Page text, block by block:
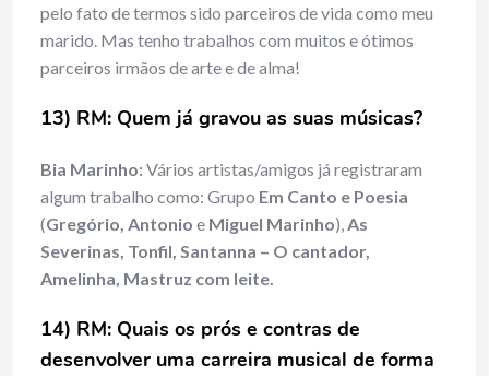
pelo fato de termos sido parceiros de vida como meu
marido. Mas tenho trabalhos com muitos e ótimos
parceiros irmãos de arte e de alma!
13) RM: Quem já gravou as suas músicas?
Bia Marinho:Vários artistas/amigos já registraram
algum trabalho como: Grupo Em Canto e Poesia
(Gregório, Antonio e Miguel Marinho),As
Severinas, Tonfil, Santanna – O cantador,
Amelinha, Mastruz com leite.
14) RM: Quais os prós e contras de
desenvolver uma carreira musical de forma